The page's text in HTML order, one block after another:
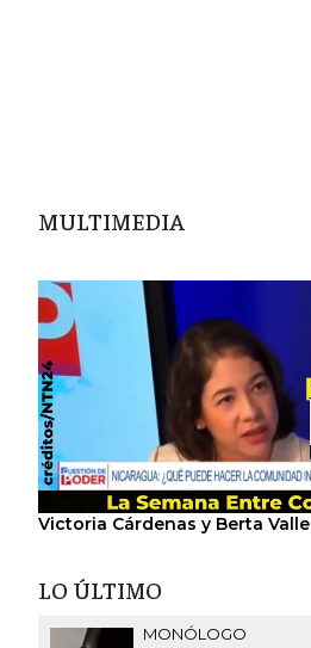
MULTIMEDIA
Victoria Cárdenas y Berta Valle
LO ÚLTIMO
MONÓLOGO